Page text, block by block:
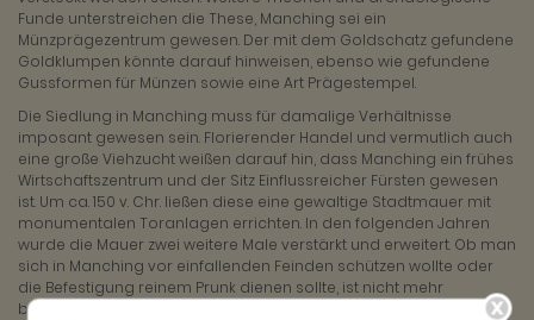
Funde unterstreichen die These, Manching sei ein
Münzprägezentrum gewesen. Der mit dem Goldschatz gefundene
Goldklumpen könnte darauf hinweisen, ebenso wie gefundene
Gussformen für Münzen sowie eine Art Prägestempel.
Die Siedlung in Manching muss für damalige Verhältnisse
imposant gewesen sein. Florierender Handel und vermutlich auch
eine große Viehzucht weißen darauf hin, dass Manching ein frühes
Wirtschaftszentrum und der Sitz Einflussreicher Fürsten gewesen
ist. Um ca. 150 v. Chr. ließen diese eine gewaltige Stadtmauer mit
monumentalen Toranlagen errichten. In den folgenden Jahren
wurde die Mauer zwei weitere Male verstärkt und erweitert. Ob man
sich in Manching vor einfallenden Feinden schützen wollte oder
die Befestigung reinem Prunk dienen sollte, ist nicht mehr
beweisbar. Der Goldschatz und viele weitere Fundstücke der